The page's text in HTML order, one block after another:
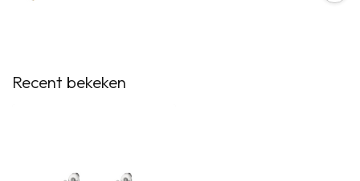
Recent bekeken